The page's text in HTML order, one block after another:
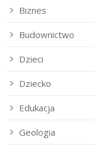
Biznes
Budownictwo
Dzieci
Dziecko
Edukacja
Geologia